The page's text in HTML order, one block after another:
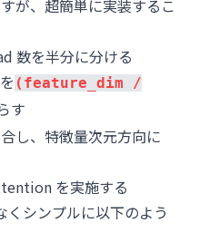
が、超簡単に実装するこ
数を半分に分ける
(feature_dim /
す
し、特徴量次元方向に
を実施する
くシンプルに以下のよう